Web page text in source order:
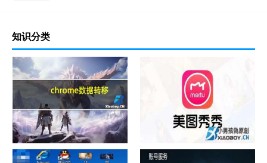
知识分类
chrome数据转移 怎样给照片换背景